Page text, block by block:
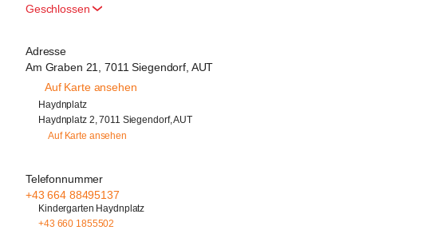
Geschlossen
Adresse
Am Graben 21, 7011 Siegendorf, AUT
Auf Karte ansehen
Haydnplatz
Haydnplatz 2, 7011 Siegendorf, AUT
Auf Karte ansehen
Telefonnummer
+43 664 88495137
Kindergarten Haydnplatz
+43 660 1855502